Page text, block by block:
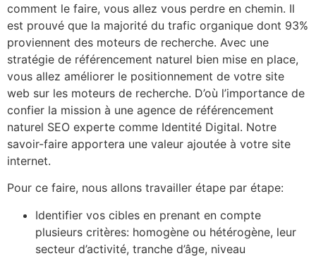
comment le faire, vous allez vous perdre en chemin. Il
est prouvé que la majorité du trafic organique dont 93%
proviennent des moteurs de recherche. Avec une
stratégie de référencement naturel bien mise en place,
vous allez améliorer le positionnement de votre site
web sur les moteurs de recherche. D’où l’importance de
confier la mission à une agence de référencement
naturel SEO experte comme Identité Digital. Notre
savoir-faire apportera une valeur ajoutée à votre site
internet.
Pour ce faire, nous allons travailler étape par étape:
Identifier vos cibles en prenant en compte
plusieurs critères: homogène ou hétérogène, leur
secteur d’activité, tranche d’âge, niveau